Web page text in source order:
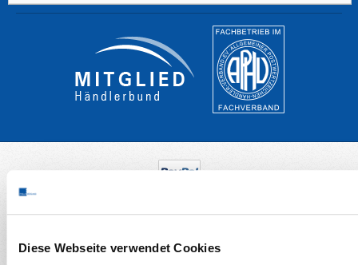
Diese Webseite verwendet Cookies